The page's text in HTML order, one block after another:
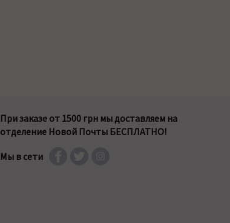
При заказе от 1500 грн мы доставляем на
отделение Новой Почты БЕСПЛАТНО!
Мы в сети